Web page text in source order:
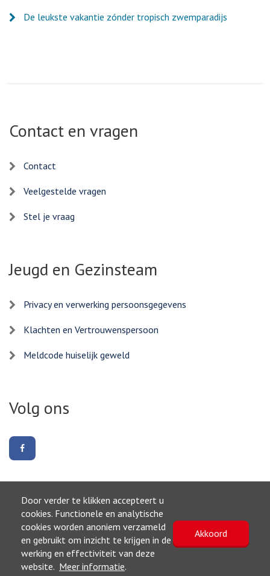
Door verder te klikken accepteert u
cookies. Functionele en analytische
cookies worden anoniem verzameld
en gebruikt om inzicht te krijgen in de
werking en effectiviteit van deze
website. Meer informatie.
Akkoord
De leukste vakantie zónder tropisch zwemparadijs
Contact en vragen
Contact
Veelgestelde vragen
Stel je vraag
Jeugd en Gezinsteam
Privacy en verwerking persoonsgegevens
Klachten en Vertrouwenspersoon
Meldcode huiselijk geweld
Volg ons
ons
Naar boven
©2026, Gemeente Eemnes
Privacyverklaring
Toegankelijkheidsverklaring